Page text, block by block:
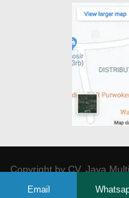
Copyright byCV. Java
Email